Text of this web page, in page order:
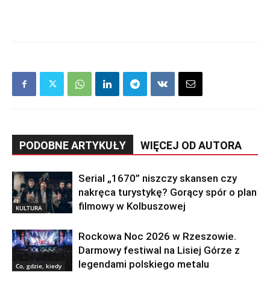
PODOBNE ARTYKUŁY WIĘCEJ OD AUTORA
KULTURA
Serial „1670” niszczy skansen czy
nakręca turystykę? Gorący spór o plan
filmowy w Kolbuszowej
Co, gdzie, kiedy
Rockowa Noc 2026 w Rzeszowie.
Darmowy festiwal na Lisiej Górze z
legendami polskiego metalu